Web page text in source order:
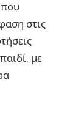
που
στις
με